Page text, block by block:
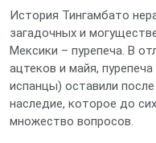
История Тингамбато
загадочных и
Мексики – пурепеча. В
ацтеков и майя,
испанцы) оставили
наследие, которое до
множество вопросов.